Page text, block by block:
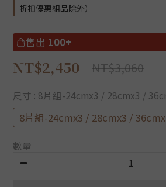
折扣優惠組品除外）
售出 100+
NT$2,450 NT$3,060
尺寸 : 8片組-24cmx3 / 28cmx3 /
8片組-24cmx3 / 28cmx3 /
數量